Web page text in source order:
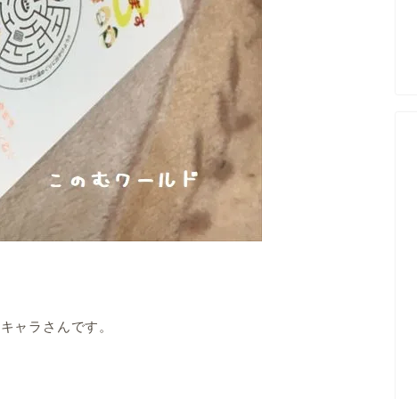
ャラさんです。